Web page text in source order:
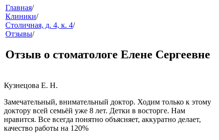
меню
Главная/
Клиники/
Столичная, д. 4, к. 4/
Отзывы/
Отзыв о стоматологе Елене Сергеевне
Кузнецова Е. Н.
Замечательный, внимательный доктор. Ходим только к этому
доктору всей семьёй уже 8 лет. Детки в восторге. Нам
нравится. Все всегда понятно объясняет, аккуратно делает,
качество работы на 120%